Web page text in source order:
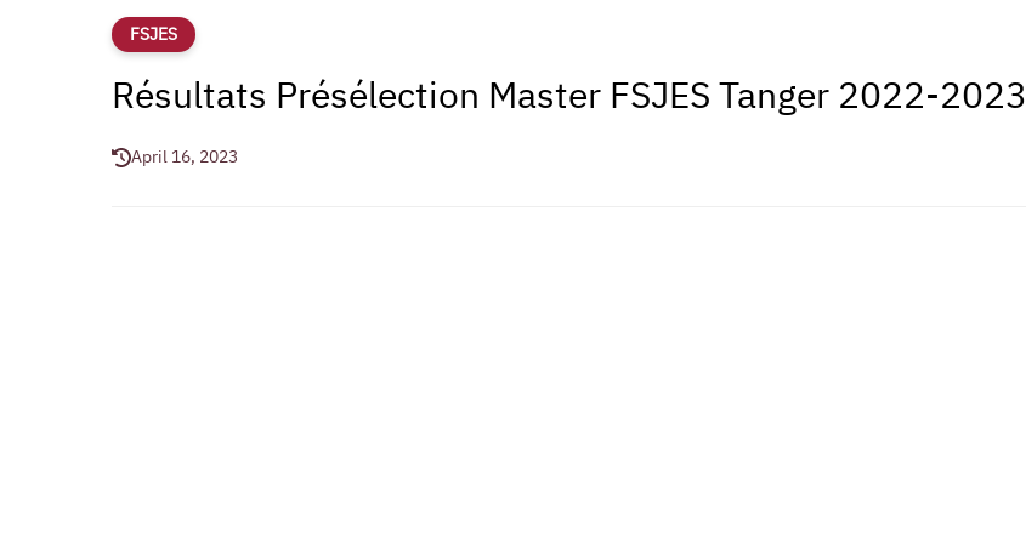
FSJES
Résultats Présélection Master FSJES Tanger 2022-2023
April 16, 2023